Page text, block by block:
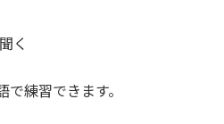
く
練習できます。